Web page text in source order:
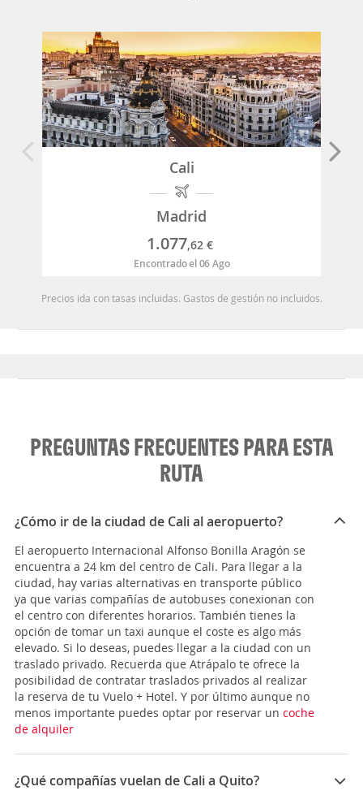
Cali
Madrid
1.077,62 €
Encontrado el 06 Ago
Precios ida con tasas incluidas. Gastos de gestión no incluidos.
PREGUNTAS FRECUENTES PARA ESTA
RUTA
¿Cómo ir de la ciudad de Cali al aeropuerto?
El aeropuerto Internacional Alfonso Bonilla Aragón se
encuentra a 24 km del centro de Cali. Para llegar a la
ciudad, hay varias alternativas en transporte público
ya que varias compañías de autobuses conexionan con
el centro con diferentes horarios. También tienes la
opción de tomar un taxi aunque el coste es algo más
elevado. Si lo deseas, puedes llegar a la ciudad con un
traslado privado. Recuerda que Atrápalo te ofrece la
posibilidad de contratar traslados privados al realizar
la reserva de tu Vuelo + Hotel. Y por último aunque no
menos importante puedes optar por reservar un coche
de alquiler
¿Qué compañías vuelan de Cali a Quito?